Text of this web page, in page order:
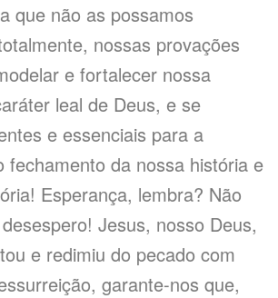
que não as possamos
nossas provações
e fortalecer nossa
leal de Deus, e se
e essenciais para a
fechamento da nossa história e
Esperança, lembra? Não
Jesus, nosso Deus,
e redimiu do pecado com
garante-nos que,